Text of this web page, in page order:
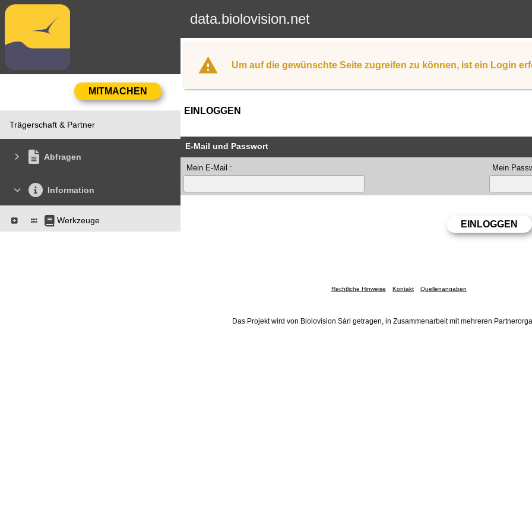
data.biolovision.net
Trägerschaft & Partner
Abfragen
Information
Werkzeuge
Um auf die gewünschte Seite zugreifen zu können, ist ein Login
EINLOGGEN
E-Mail und Passwort
Mein E-Mail : Mein
Rechtliche Hinweise Kontakt Quellenangaben
Das Projekt wird von Biolovision Sàrl getragen, in Zusammenarbeit mit mehreren